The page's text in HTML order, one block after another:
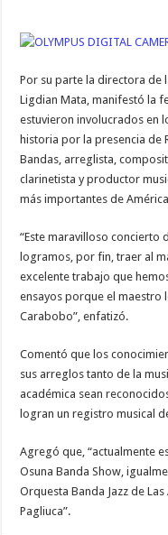
Por su parte la directora de
Ligdian Mata, manifestó la
estuvieron involucrados en
historia por la presencia de
Bandas, arreglista,
clarinetista y productor
más importantes de
“Este maravilloso concierto
logramos, por fin, traer al
excelente trabajo que
ensayos porque el maestro
Carabobo”, enfatizó.
Comentó que los
sus arreglos tanto de la
académica sean
logran un registro musical
Agregó que, “actualmente
Osuna Banda Show,
Orquesta Banda Jazz de
Pagliuca”.